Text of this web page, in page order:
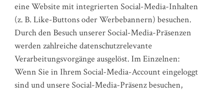
eine Website mit integrierten Social-Media-Inhalten
(z. B. Like-Buttons oder Werbebannern) besuchen.
Durch den Besuch unserer Social-Media-Präsenzen
werden zahlreiche datenschutzrelevante
Verarbeitungsvorgänge ausgelöst. Im Einzelnen:
Wenn Sie in Ihrem Social-Media-Account eingeloggt
sind und unsere Social-Media-Präsenz besuchen,